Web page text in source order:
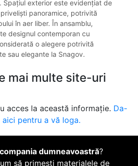
Spațiul exterior este evidențiat de
panoramice, potrivită
în aer liber. În ansamblu,
designul contemporan cu
o alegere potrivită
sau elegante la Snagov.
mai multe site-uri
acces la această informație. Da-
pentru a vă loga.
dumneavoastră?
să primești materialele de